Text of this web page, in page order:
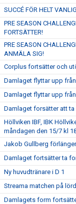
SUCCÉ FÖR HELT
PRE SEASON
FORTSÄTTER!
PRE SEASON
ANMÄLA SIG!
Corplus fortsätter och
Damlaget flyttar upp
Damlaget flyttar upp
Damlaget forsätter att ta
Höllviken IBF, IBK
måndagen den 15/7 kl
Jakob Gullberg
Damlaget fortsätter ta
Ny huvudtränare i D 1
Streama matchen på
Damlagets form